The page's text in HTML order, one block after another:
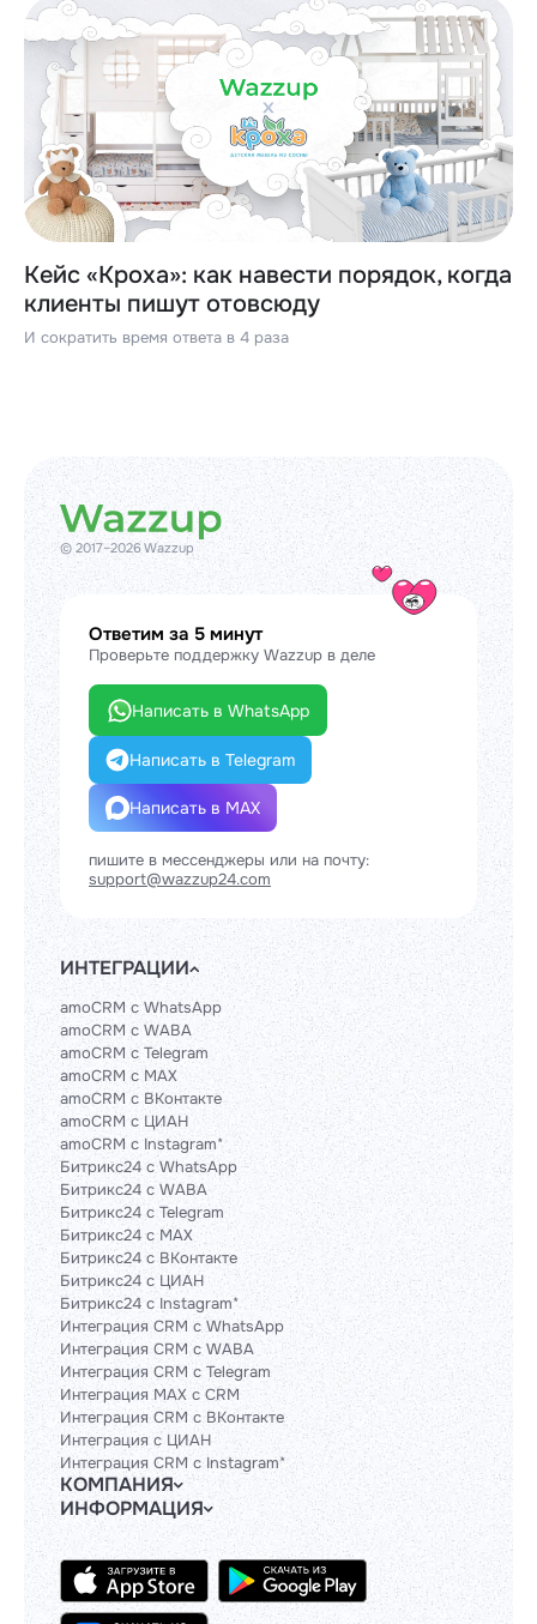
Кейс «Кроха»: как навести порядок, когда
клиенты пишут отовсюду
И сократить время ответа в 4 раза
© 2017–2026 Wazzup
Ответим за 5 минут
Проверьте поддержку Wazzup в деле
Написать в WhatsApp
Написать в Telegram
Написать в MAX
пишите в мессенджеры или на почту:
support@wazzup24.com
ИНТЕГРАЦИИ
amoCRM с WhatsApp
amoCRM с WABA
amoCRM с Telegram
amoCRM с MAX
amoCRM с ВКонтакте
amoCRM с ЦИАН
amoCRM с Instagram*
Битрикс24 с WhatsApp
Битрикс24 с WABA
Битрикс24 с Telegram
Битрикс24 с MAX
Битрикс24 с ВКонтакте
Битрикс24 с ЦИАН
Битрикс24 с Instagram*
Интеграция CRM с WhatsApp
Интеграция CRM с WABA
Интеграция CRM с Telegram
Интеграция MAX с CRM
Интеграция CRM с ВКонтакте
Интеграция с ЦИАН
Интеграция CRM с Instagram*
КОМПАНИЯ
Блог
Гайды
Контакты
Политики и соглашения
Сведения об ИТ-деятельности
ИНФОРМАЦИЯ
Официальным партнерам
Техническим партнерам
Тарифы
API